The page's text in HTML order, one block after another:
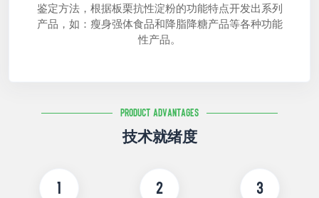
鉴定方法，根据板栗抗性淀粉的功能特点开发出系列
产品，如：瘦身强体食品和降脂降糖产品等各种功能
性产品。
Product Advantages
技术就绪度
1 2 3